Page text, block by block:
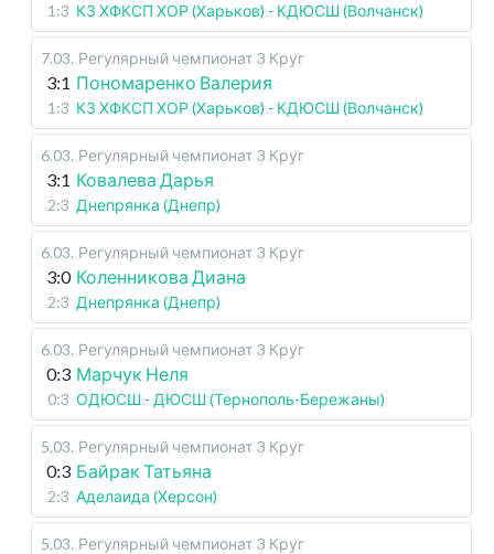
1:3 КЗ ХФКСП ХОР (Харьков) - КДЮСШ (Волчанск)
7.03. Регулярный чемпионат 3 Круг
3:1 Пономаренко Валерия
1:3 КЗ ХФКСП ХОР (Харьков) - КДЮСШ (Волчанск)
6.03. Регулярный чемпионат 3 Круг
3:1 Ковалева Дарья
2:3 Днепрянка (Днепр)
6.03. Регулярный чемпионат 3 Круг
3:0 Коленникова Диана
2:3 Днепрянка (Днепр)
6.03. Регулярный чемпионат 3 Круг
0:3 Марчук Неля
0:3 ОДЮСШ - ДЮСШ (Тернополь-Бережаны)
5.03. Регулярный чемпионат 3 Круг
0:3 Байрак Татьяна
2:3 Аделаида (Херсон)
5.03. Регулярный чемпионат 3 Круг